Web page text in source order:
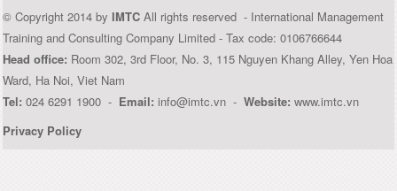
© Copyright 2014 by IMTC All rights reserved - International Management
Training and Consulting Company Limited - Tax code: 0106766644
Head office: Room 302, 3rd Floor, No. 3, 115 Nguyen Khang Alley, Yen Hoa
Ward, Ha Noi, Viet Nam
Tel: 024 6291 1900 - Email: info@imtc.vn - Website: www.imtc.vn
Privacy Policy